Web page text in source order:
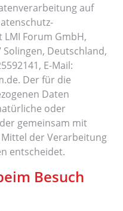
auf
Forum GmbH,
Deutschland,
E-Mail:
Der für die
Daten
oder
gemeinsam mit
der Verarbeitung
entscheidet.
Besuch